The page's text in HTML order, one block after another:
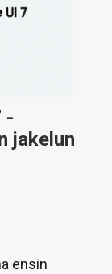
-
jakelun
ensin